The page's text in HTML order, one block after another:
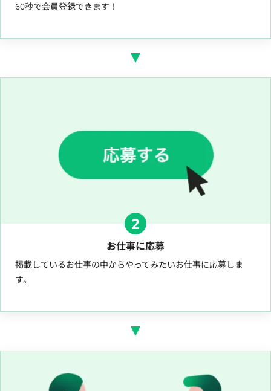
60秒で会員登録できます！
2
お仕事に応募
掲載しているお仕事の中からやってみたいお仕事に応募しま
す。